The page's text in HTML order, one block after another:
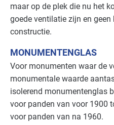
maar op de plek die nu het
goede ventilatie zijn en
constructie.
MONUMENTENGLAS
Voor monumenten waar de
monumentale waarde
isolerend monumentenglas
voor panden van voor 1900
voor panden van na 1960.